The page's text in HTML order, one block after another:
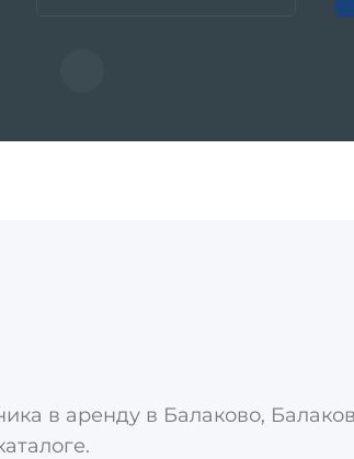
в аренду в Балаково,